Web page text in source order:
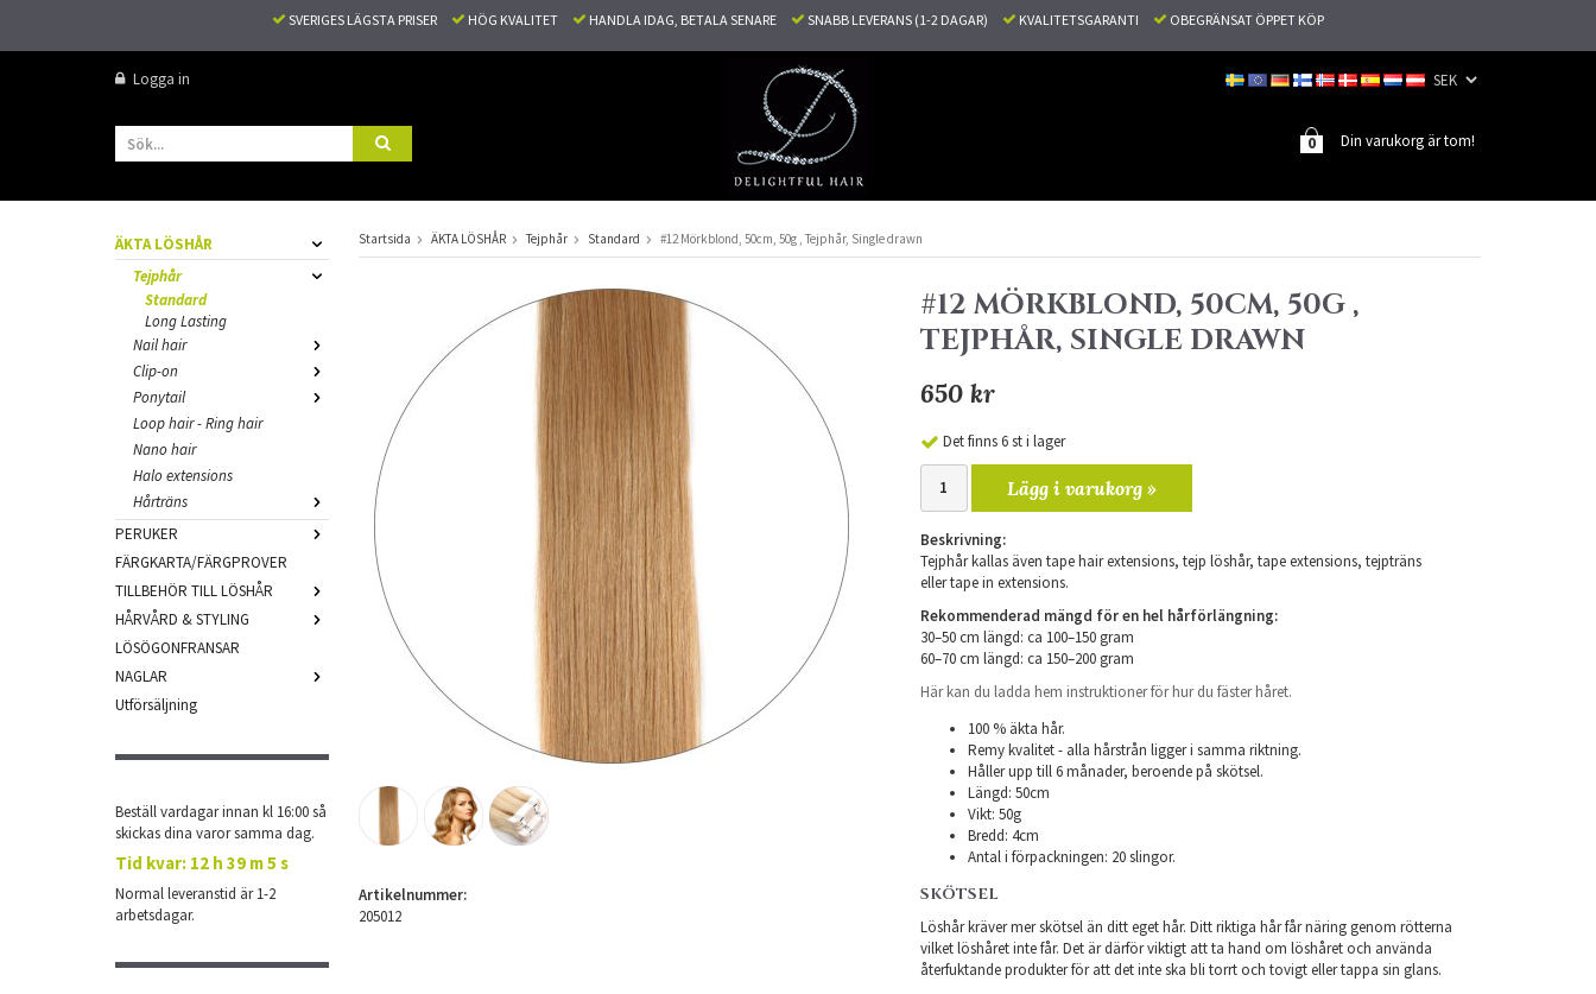
SVERIGES LÄGSTA PRISER HÖG KVALITET HANDLA IDAG, BETALA SENARE SNABB LEVERANS (1-2 DAGAR) KVALITETSGARANTI OBEGRÄNSAT ÖPPET KÖP
Logga in
Din varukorg är tom!
0
ÄKTA LÖSHÅR
Tejphår
Standard
Long Lasting
Nail hair
Clip-on
Ponytail
Loop hair - Ring hair
Nano hair
Halo extensions
Hårträns
PERUKER
FÄRGKARTA/FÄRGPROVER
TILLBEHÖR TILL LÖSHÅR
HÅRVÅRD & STYLING
LÖSÖGONFRANSAR
NAGLAR
Utförsäljning
Beställ vardagar innan kl 16:00 så
skickas dina varor samma dag.
Tid kvar: 12 h 39 m 4 s
Normal leveranstid är 1-2
arbetsdagar.
Startsida ÄKTA LÖSHÅR Tejphår Standard #12 Mörkblond, 50cm, 50g , Tejphår, Single drawn
#12 MÖRKBLOND, 50CM, 50G ,
TEJPHÅR, SINGLE DRAWN
650 kr
Det finns 6 st i lager
Lägg i varukorg »
Beskrivning:
Tejphår kallas även tape hair extensions, tejp löshår, tape extensions, tejpträns
eller tape in extensions.
Rekommenderad mängd för en hel hårförlängning:
30–50 cm längd: ca 100–150 gram
60–70 cm längd: ca 150–200 gram
Här kan du ladda hem instruktioner för hur du fäster håret.
100 % äkta hår.
Remy kvalitet - alla hårstrån ligger i samma riktning.
Håller upp till 6 månader, beroende på skötsel.
Längd: 50cm
Vikt: 50g
Bredd: 4cm
Antal i förpackningen: 20 slingor.
SKÖTSEL
Löshår kräver mer skötsel än ditt eget hår. Ditt riktiga hår får näring genom rötterna
vilket löshåret inte får. Det är därför viktigt att ta hand om löshåret och använda
återfuktande produkter för att det inte ska bli torrt och tovigt eller tappa sin glans.
Artikelnummer:
205012